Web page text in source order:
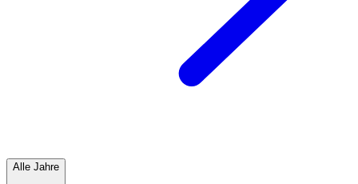
Alle Jahre